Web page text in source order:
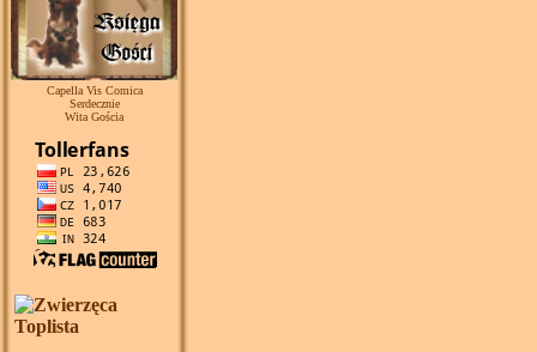
Capella Vis Comica
Serdecznie
Wita Gościa